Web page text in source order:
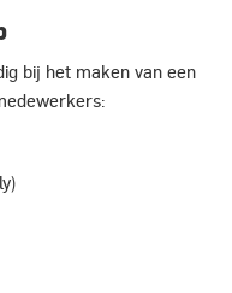
bij het maken van een